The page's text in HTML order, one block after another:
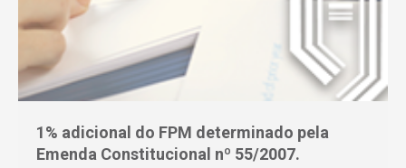
1% adicional do FPM determinado pela
Emenda Constitucional nº 55/2007.